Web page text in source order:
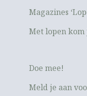
Magazines
Met lopen
Doe mee!
Meld je aan